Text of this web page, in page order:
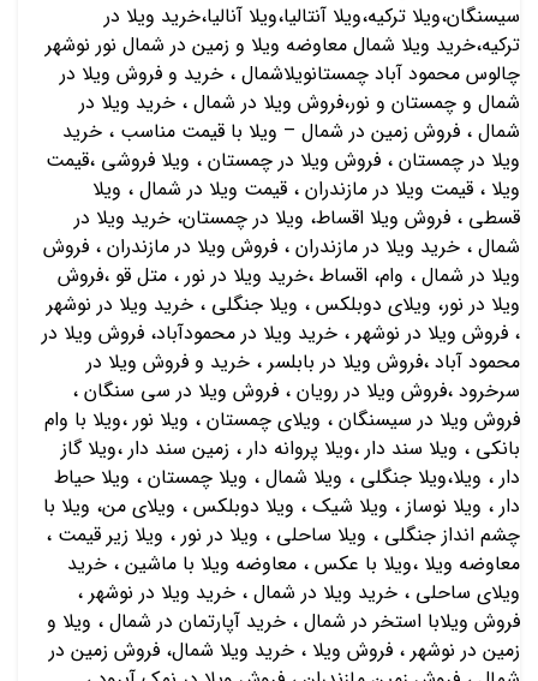
سیسنگان،ویلا ترکیه،ویلا آنتالیا،ویلا آنالیا،خرید ویلا در
ترکیه،خرید ویلا شمال معاوضه ویلا و زمین در شمال نور نوشهر
چالوس محمود آباد چمستانویلاشمال ، خرید و فروش ویلا در
شمال و چمستان و نور،فروش ویلا در شمال ، خرید ویلا در
شمال ، فروش زمین در شمال – ویلا با قیمت مناسب ، خرید
ویلا در چمستان ، فروش ویلا در چمستان ، ویلا فروشی ،قیمت
ویلا ، قیمت ویلا در مازندران ، قیمت ویلا در شمال ، ویلا
قسطی ، فروش ویلا اقساط، ویلا در چمستان، خرید ویلا در
شمال ، خرید ویلا در مازندران ، فروش ویلا در مازندران ، فروش
ویلا در شمال ، وام، اقساط ،خرید ویلا در نور ، متل قو ،فروش
ویلا در نور، ویلای دوبلکس ، ویلا جنگلی ، خرید ویلا در نوشهر
، فروش ویلا در نوشهر ، خرید ویلا در محمودآباد، فروش ویلا در
محمود آباد ،فروش ویلا در بابلسر ، خرید و فروش ویلا در
سرخرود ،فروش ویلا در رویان ، فروش ویلا در سی سنگان ،
فروش ویلا در سیسنگان ، ویلای چمستان ، ویلا نور ،ویلا با وام
بانکی ، ویلا سند دار ،ویلا پروانه دار ، زمین سند دار ،ویلا گاز
دار ، ویلا،ویلا جنگلی ، ویلا شمال ، ویلا چمستان ، ویلا حیاط
دار ، ویلا نوساز ، ویلا شیک ، ویلا دوبلکس ، ویلای من، ویلا با
چشم انداز جنگلی ، ویلا ساحلی ، ویلا در نور ، ویلا زیر قیمت ،
معاوضه ویلا ،ویلا با عکس ، معاوضه ویلا با ماشین ، خريد
ويلاي ساحلي ، خريد ويلا در شمال ، خريد ويلا در نوشهر ،
فروش ويلابا استخر در شمال ، خريد آپارتمان در شمال ، ويلا و
زمين در نوشهر ، فروش ويلا ، خريد ويلا شمال، فروش زمين در